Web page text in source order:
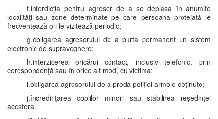
f.interdicţia pentru agresor de a se deplasa în anumite
localităţi sau zone determinate pe care persoana protejată le
frecventează ori le vizitează periodic;
g.obligarea agresorului de a purta permanent un sistem
electronic de supraveghere;
h.interzicerea oricărui contact, inclusiv telefonic, prin
corespondenţă sau în orice alt mod, cu victima;
i.obligarea agresorului de a preda poliţiei armele deţinute;
j.încredinţarea copiilor minori sau stabilirea reşedinţei
acestora.